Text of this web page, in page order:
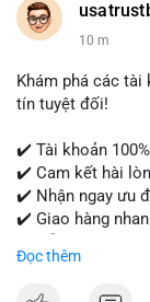
10 m
Khám phá các tài
tín tuyệt đối!
✔️ Tài khoản
✔️ Cam kết hài
✔️ Nhận ngay ưu
✔️ Giao hàng
Đọc thêm